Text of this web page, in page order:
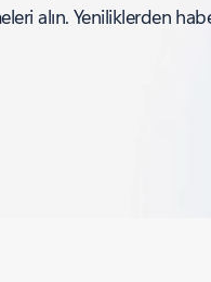
alın. Yeniliklerden